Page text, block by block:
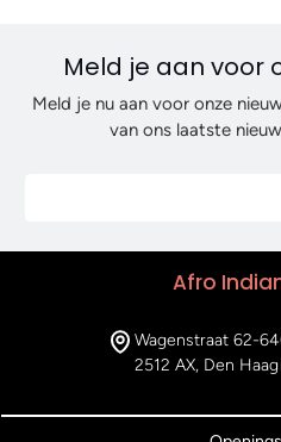
Meld je aan voor
Meld je nu aan voor onze
van ons laatste
Afro
Wagenstraat 62-64
2512 AX, Den Haag